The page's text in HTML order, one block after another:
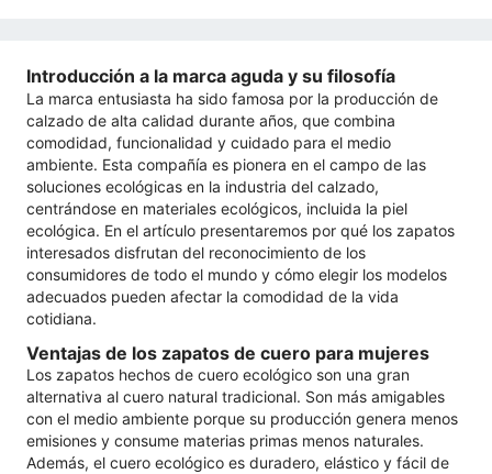
Introducción a la marca aguda y su filosofía
La marca entusiasta ha sido famosa por la producción de
calzado de alta calidad durante años, que combina
comodidad, funcionalidad y cuidado para el medio
ambiente. Esta compañía es pionera en el campo de las
soluciones ecológicas en la industria del calzado,
centrándose en materiales ecológicos, incluida la piel
ecológica. En el artículo presentaremos por qué los zapatos
interesados ​​disfrutan del reconocimiento de los
consumidores de todo el mundo y cómo elegir los modelos
adecuados pueden afectar la comodidad de la vida
cotidiana.
Ventajas de los zapatos de cuero para mujeres
Los zapatos hechos de cuero ecológico son una gran
alternativa al cuero natural tradicional. Son más amigables
con el medio ambiente porque su producción genera menos
emisiones y consume materias primas menos naturales.
Además, el cuero ecológico es duradero, elástico y fácil de